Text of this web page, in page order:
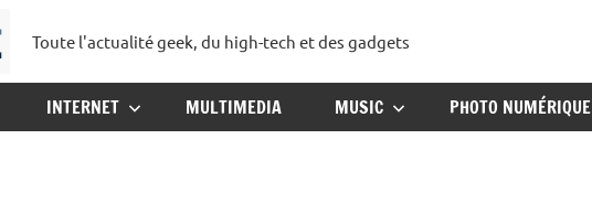
lebloggadget
Toute l'actualité geek, du high-tech et des gadgets
INTERNET MULTIMEDIA MUSIC PHOTO NUMÉRIQUE